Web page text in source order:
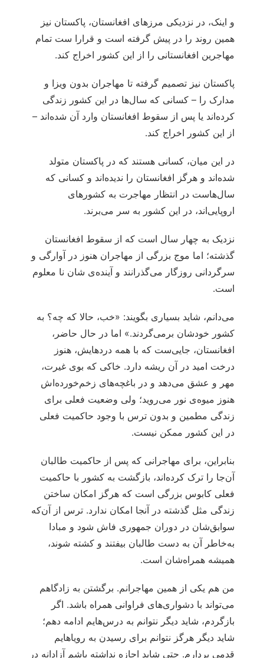
و اینک، در نزدیکی مرزهای افغانستان، پاکستان نیز
همین روند را در پیش گرفته است و قرارا ست تمام
مهاجرین افغانستانی را از این کشور اخراج کند.
پاکستان نیز تصمیم گرفته تا مهاجران بدون ویزا و
مدارک را – کسانی که سال‌ها در این کشور زندگی
کرده‌اند یا پس از سقوط افغانستان وارد آن شده‌اند –
از این کشور اخراج کند.
در این میان، کسانی هستند که در پاکستان متولد
شده‌اند و هرگز افغانستان را ندیده‌اند و کسانی که
سال‌هاست در انتظار مهاجرت به کشورهای
اروپایی‌اند، در این کشور به سر می‌برند.
نزدیک به چهار سال است که از سقوط افغانستان
گذشته؛ اما موج بزرگی از مهاجران هنوز در آوارگی و
سرگردانی روزگار می‌گذرانند و آینده‌ی شان نا معلوم
است.
می‌دانم، شاید بسیاری بگویند: «خب، حالا که چه؟ به
کشور خودشان برمی‌گردند.» اما در حال حاضر،
افغانستان، جایی‌ست که با همه دردهایش، هنوز
درخت امید در آن ریشه دارد. خاکی که بوی غیرت،
مهر و عشق می‌دهد و در باغچه‌های زخم‌خورده‌اش
هنوز میوه‌ی نور می‌روید؛ ولی وضعیت فعلی برای
زندگی مطمین و بدون ترس با وجود حاکمیت فعلی
در این کشور ممکن نیست.
بنابراین، برای مهاجرانی که پس از حاکمیت طالبان
آن‌جا را ترک کرده‌اند، بازگشت به کشور با حاکمیت
فعلی کابوس بزرگی است که هرگز امکان ساختن
زندگی مثل گذشته در آنجا امکان ندارد. ترس از آن‌که
سوابق‌شان در دوران جمهوری فاش شود و مبادا
به‌خاطر آن به دست طالبان بیفتند و کشته شوند،
همیشه همراه‌شان است.
من هم یکی از همین مهاجرانم. برگشتن به زادگاهم
می‌تواند با دشواری‌های فراوانی همراه باشد. اگر
بازگردم، شاید دیگر نتوانم به درس‌هایم ادامه دهم؛
شاید دیگر هرگز نتوانم برای رسیدن به رویاهایم
قدمی بردارم. حتی شاید اجازه نداشته باشم آزادانه در